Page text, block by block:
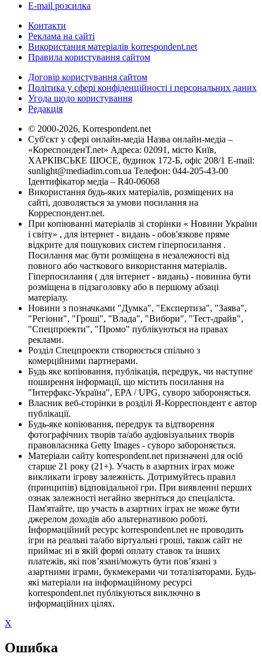
E-mail розсилка
Контакти
Реклама на сайті
Використання матеріалів korrespondent.net
Правила користування сайтом
Договір користування сайтом
Політика у сфері конфіденційності і персональних даних
Угода щодо користування
Редакція
© 2000-2026, Korrespondent.net
Суб'єкт у сфері онлайн-медіа Назва онлайн-медіа –
«КореспонденТ.net» Адреса: 02091, місто Київ,
ХАРКІВСЬКЕ ШОСЕ, будинок 172-Б, офіс 208/1 E-mail:
sunlight@mediadim.com.ua Телефон: 044-205-43-00
Ідентифікатор медіа – R40-06068
Використання будь-яких матеріалів, розміщених на
сайті, дозволяється за умови посилання на
Корреспондент.net.
При копіюванні матеріалів зі сторінки « Новини України
і світу» , для інтернет - видань - обов'язкове пряме
відкрите для пошукових систем гіперпосилання .
Посилання має бути розміщена в незалежності від
повного або часткового використання матеріалів.
Гіперпосилання ( для інтернет - видань) - повинна бути
розміщена в підзаголовку або в першому абзаці
матеріалу.
Новини з позначками "Думка", "Експертиза", "Заява",
"Регіони", "Гроші", "Влада", "Вибори", "Тест-драйв",
"Спецпроекти", "Промо" публікуються на правах
реклами.
Розділ Спецпроекти створюється спільно з
комерційними партнерами.
Будь яке копіювання, публікація, передрук, чи наступне
поширення інформації, що містить посилання на
"Інтерфакс-Україна", EPA / UPG, суворо забороняється.
Власник веб-сторінки в розділі Я-Корреспондент є автор
публікації.
Будь-яке копіювання, передрук та відтворення
фотографічних творів та/або аудіовізуальних творів
правовласника Getty Images - суворо забороняється.
Матеріали сайту korrespondent.net призначені для осіб
старше 21 року (21+). Участь в азартних іграх може
викликати ігрову залежність. Дотримуйтесь правил
(принципів) відповідальної гри. При виявленні перших
ознак залежності негайно зверніться до спеціаліста.
Пам'ятайте, що участь в азартних іграх не може бути
джерелом доходів або альтернативою роботі.
Інформаційний ресурс korrespondent.net не проводить
ігри на реальні та/або віртуальні гроші, також сайт не
приймає ні в якій формі оплату ставок та інших
платежів, які пов’язані/можуть бути пов’язані з
азартними іграми, букмекерами чи тоталізаторами. Будь-
які матеріали на інформаційному ресурсі
korrespondent.net публікуються виключно в
інформаційних цілях.
X
Ошибка